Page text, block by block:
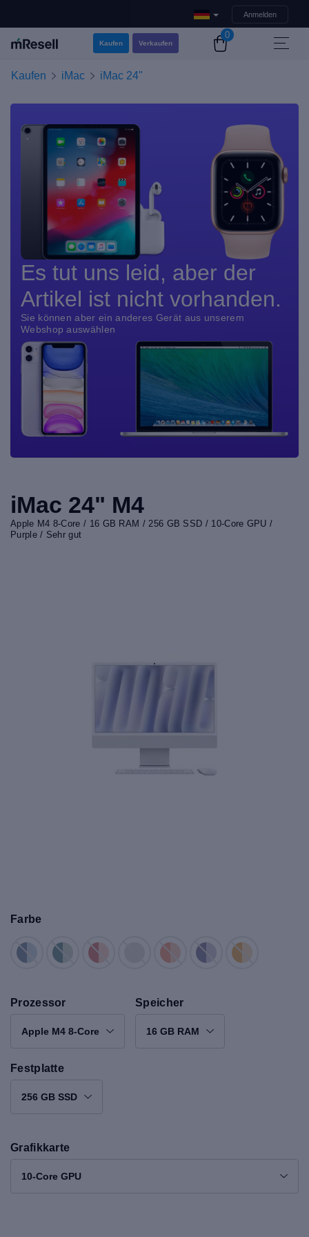
Anmelden
Kaufen Verkaufen
0
Kaufen iMac iMac 24"
Es tut uns leid, aber der
Artikel ist nicht vorhanden.
Sie können aber ein anderes Gerät aus unserem
Webshop auswählen
iMac 24" M4
Apple M4 8-Core / 16 GB RAM / 256 GB SSD / 10-Core GPU /
Purple / Sehr gut
Farbe
Prozessor
Apple M4 8-Core
Speicher
16 GB RAM
Festplatte
256 GB SSD
Grafikkarte
10-Core GPU